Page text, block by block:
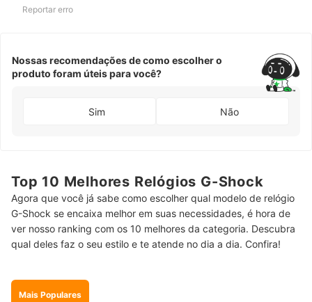
Reportar erro
Nossas recomendações de como escolher o
produto foram úteis para você?
Sim Não
Top 10 Melhores Relógios G-Shock
Agora que você já sabe como escolher qual modelo de relógio
G-Shock se encaixa melhor em suas necessidades, é hora de
ver nosso ranking com os 10 melhores da categoria. Descubra
qual deles faz o seu estilo e te atende no dia a dia. Confira!
Mais Populares